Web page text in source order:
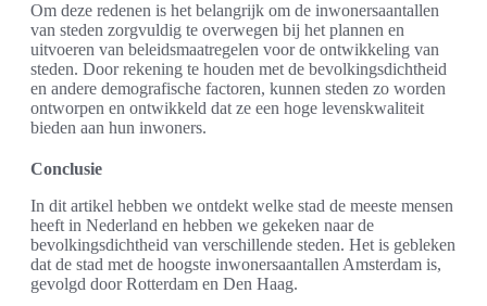
Om deze redenen is het belangrijk om de inwonersaantallen
van steden zorgvuldig te overwegen bij het plannen en
uitvoeren van beleidsmaatregelen voor de ontwikkeling van
steden. Door rekening te houden met de bevolkingsdichtheid
en andere demografische factoren, kunnen steden zo worden
ontworpen en ontwikkeld dat ze een hoge levenskwaliteit
bieden aan hun inwoners.
Conclusie
In dit artikel hebben we ontdekt welke stad de meeste mensen
heeft in Nederland en hebben we gekeken naar de
bevolkingsdichtheid van verschillende steden. Het is gebleken
dat de stad met de hoogste inwonersaantallen Amsterdam is,
gevolgd door Rotterdam en Den Haag.